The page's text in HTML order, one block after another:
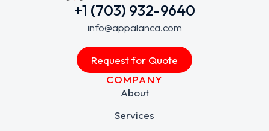
+1 (703) 932-9640
info@appalanca.com
Request for Quote
COMPANY
About
Services